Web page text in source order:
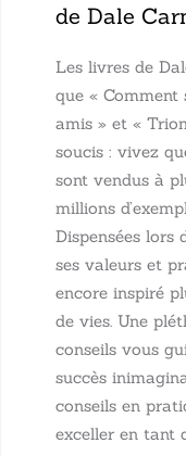
de Dale
Les livres de
que « Comment
amis » et «
soucis : vivez
sont vendus à
millions
Dispensées lors
ses valeurs et
encore inspiré
de vies. Une
conseils vous
succès
conseils en
exceller en tant